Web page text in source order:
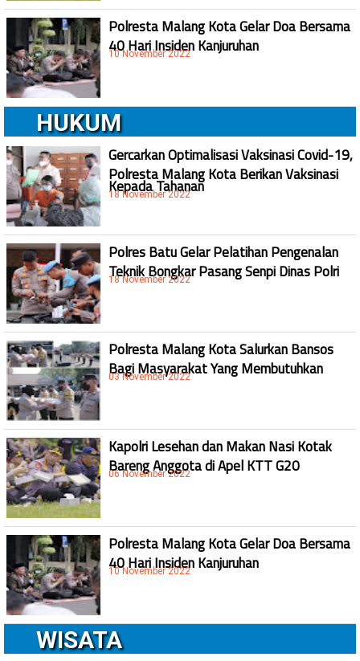
Polresta Malang Kota Gelar Doa Bersama
40 Hari Insiden Kanjuruhan
10 November 2022
HUKUM
Gercarkan Optimalisasi Vaksinasi Covid-19,
Polresta Malang Kota Berikan Vaksinasi
Kepada Tahanan
18 November 2022
Polres Batu Gelar Pelatihan Pengenalan
Teknik Bongkar Pasang Senpi Dinas Polri
18 November 2022
Polresta Malang Kota Salurkan Bansos
Bagi Masyarakat Yang Membutuhkan
03 November 2022
Kapolri Lesehan dan Makan Nasi Kotak
Bareng Anggota di Apel KTT G20
06 November 2022
Polresta Malang Kota Gelar Doa Bersama
40 Hari Insiden Kanjuruhan
10 November 2022
WISATA